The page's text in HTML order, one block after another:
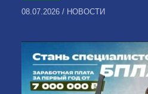
08.07.2026 / НОВОСТИ